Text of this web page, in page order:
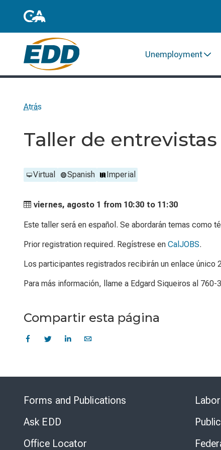
Unemployment
Atrás
Taller de
Virtual Spanish Imperial
viernes, agosto 1 from 10:30 to 11:30
Este taller será en español. Se abordarán temas como
Prior registration required. Regístrese en CalJOBS.
Los participantes registrados recibirán un enlace único
Para más información, llame a Edgard Siqueiros al 760-
Compartir esta página
Forms and Publications
Ask EDD
Office Locator